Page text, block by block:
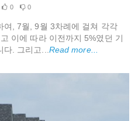
0 0
여, 7월, 9월 3차례에 걸쳐 각각
이에 따라 이전까지 5%였던 기
. 그리고... Read more...